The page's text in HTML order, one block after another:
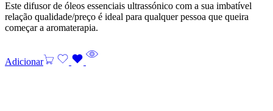
Este difusor de óleos essenciais ultrassónico com a sua imbatível
relação qualidade/preço é ideal para qualquer pessoa que queira
começar a aromaterapia.
Adicionar